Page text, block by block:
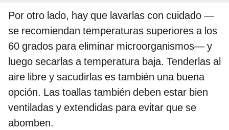
Por otro lado, hay que lavarlas con cuidado —
se recomiendan temperaturas superiores a los
60 grados para eliminar microorganismos— y
luego secarlas a temperatura baja. Tenderlas al
aire libre y sacudirlas es también una buena
opción. Las toallas también deben estar bien
ventiladas y extendidas para evitar que se
abomben.